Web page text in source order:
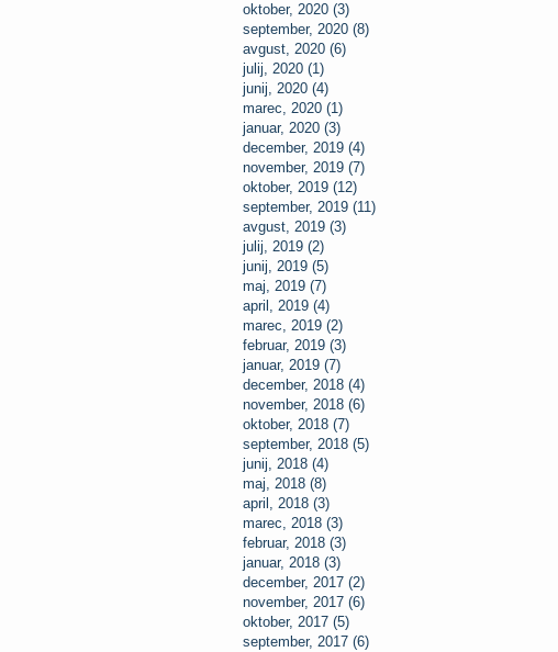
oktober, 2020 (3)
september, 2020 (8)
avgust, 2020 (6)
julij, 2020 (1)
junij, 2020 (4)
marec, 2020 (1)
januar, 2020 (3)
december, 2019 (4)
november, 2019 (7)
oktober, 2019 (12)
september, 2019 (11)
avgust, 2019 (3)
julij, 2019 (2)
junij, 2019 (5)
maj, 2019 (7)
april, 2019 (4)
marec, 2019 (2)
februar, 2019 (3)
januar, 2019 (7)
december, 2018 (4)
november, 2018 (6)
oktober, 2018 (7)
september, 2018 (5)
junij, 2018 (4)
maj, 2018 (8)
april, 2018 (3)
marec, 2018 (3)
februar, 2018 (3)
januar, 2018 (3)
december, 2017 (2)
november, 2017 (6)
oktober, 2017 (5)
september, 2017 (6)